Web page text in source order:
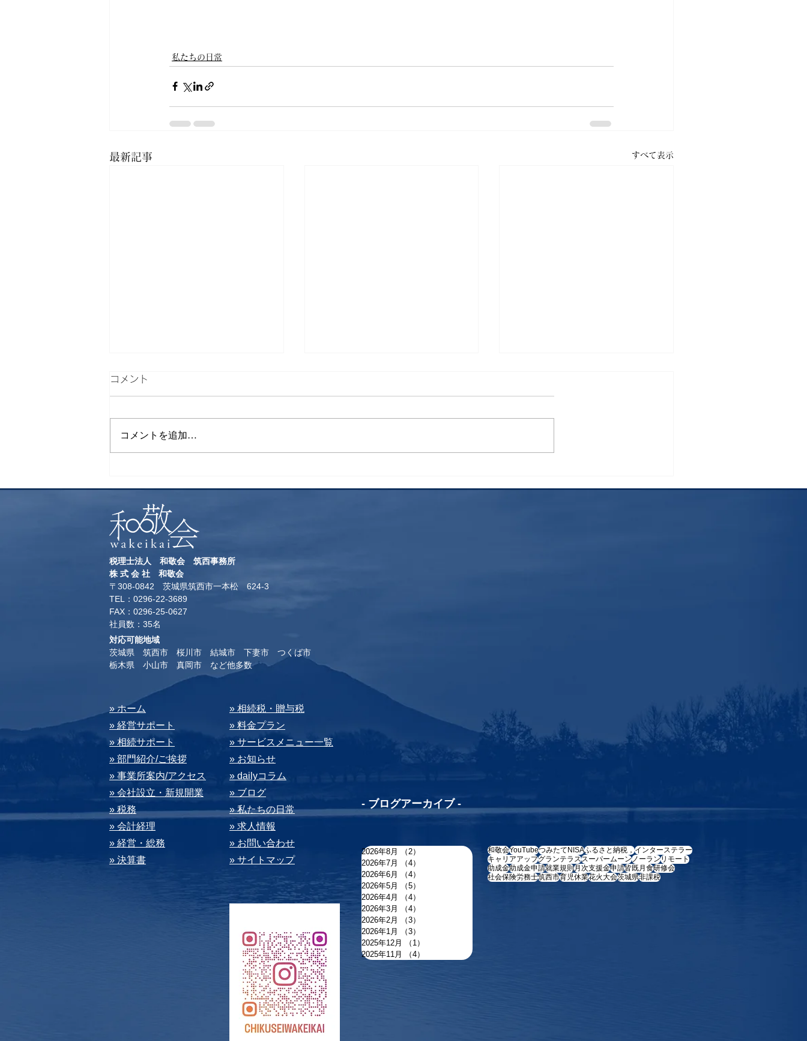
私たちの日常
最新記事 すべて表示
コメント
コメントを追加…
対応可能地域
茨城県 筑西市 桜川市 結城市 下妻市 つくば市
​栃木県 小山市 真岡市 など他多数
-​ ブログアーカイブ -
2026年8月 （2）
2026年7月
（4）
2026年6月
（4）
2026年5月
（5）
2026年4月
（4）
2026年3月
（4）
2026年2月
（3）
2026年1月
（3）
2025年12月
（1）
2025年11月
（4）
和敬会YouTubeつみたてNISAふるさと納税，インターステラー
キャリアアップグランテラススーパームーンノーランリモート
助成金助成金申請就業規則月次支援金申請皆既月食研修会
社会保険労務士筑西市育児休業花火大会茨城県非課税
​» ホーム
» 経営サポート
» 相続サポート
» 部⾨紹介/ご挨拶
» 事業所案内/アクセス
» 会社設⽴・新規開業
» 税務
» 会計経理
» 経営・総務
» 決算書
​» 相続税・贈与税
» 料⾦プラン
» サービスメニュー⼀覧
» お知らせ
» dailyコラム
» ブログ
» 私たちの⽇常
» 求⼈情報
» お問い合わせ
» サイトマップ
税理士法人 和敬会 筑西事務所
​株 式 会 社 和敬会
〒308-0842 茨城県筑西市一本松 624-3
TEL：0296-22-3689
​FAX：0296-25-0627
​社員数：35名​